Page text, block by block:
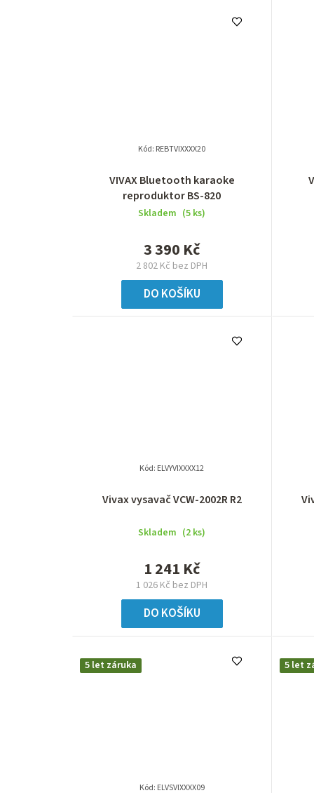
VIVAX Bluetooth karaoke
reproduktor BS-820
Skladem (5 ks)
2 802 Kč bez DPH
3 390 Kč
DO KOŠÍKU
Kód: REBTVIXXXX20
Vivax vysavač VCW-2002R R2
Skladem (2 ks)
1 026 Kč bez DPH
1 241 Kč
DO KOŠÍKU
Kód: ELVYVIXXXX12
5 let záruka
Kód: ELVSVIXXXX09
5 let